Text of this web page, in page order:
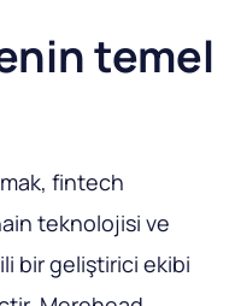
temel
fintech
teknolojisi ve
bir geliştirici ekibi